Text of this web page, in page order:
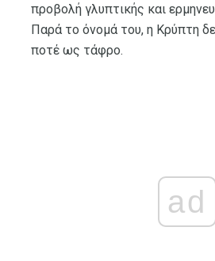
προβολή γλυπτικής και
Παρά το όνομά του, η Κρύπτη
ποτέ ως τάφρο.
ad